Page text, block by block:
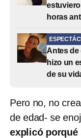
horas
Antes de
hizo un
de su
Pero no, no
de edad- se
explicó porqué